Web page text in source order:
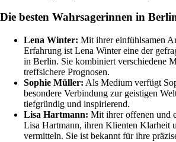
Die besten Wahrsagerinnen in
Lena Winter: Mit ihrer einfühlsamen
Erfahrung ist Lena Winter eine der
in Berlin. Sie kombiniert verschiedene
treffsichere Prognosen.
Sophie Müller: Als Medium verfügt
besondere Verbindung zur geistigen
tiefgründig und inspirierend.
Lisa Hartmann: Mit ihrer offenen und
Lisa Hartmann, ihren Klienten Klarheit
vermitteln. Sie ist bekannt für ihre